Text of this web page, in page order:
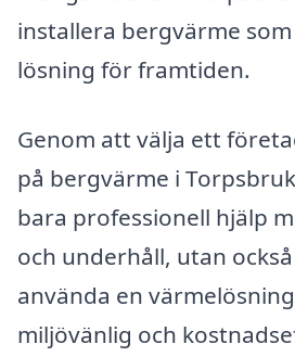
installera bergvärme
lösning för framtiden.
Genom att välja ett
på bergvärme i
bara professionell hjälp
och underhåll, utan
använda en
miljövänlig och